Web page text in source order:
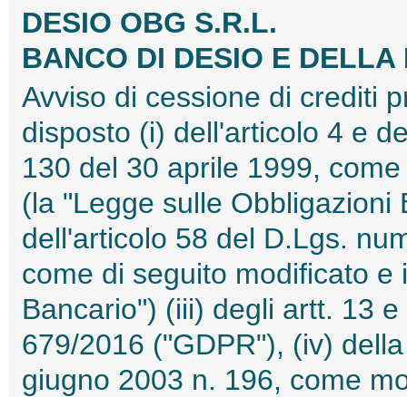
DESIO OBG S.R.L.
BANCO DI DESIO E DELLA
Avviso di cessione di crediti
disposto (i) dell'articolo 4 e
130 del 30 aprile 1999,
(la "Legge sulle Obbligazioni
dell'articolo 58 del D.Lgs.
come di seguito modificato e
Bancario") (iii) degli artt. 13
679/2016 ("GDPR"), (iv)
giugno 2003 n. 196, come